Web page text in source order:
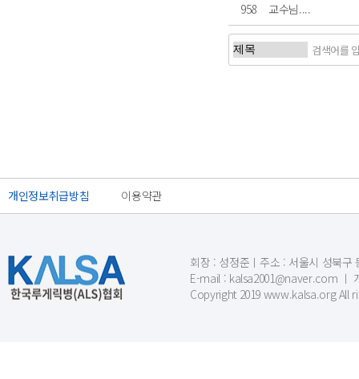
958
교수님....
개인정보취급방침 이용약관
회장 : 성정준ㅣ주소 : 서울시 성북구
E-mail : kalsa2001@naver.com ㅣ
Copyright 2019 www.kalsa.org All